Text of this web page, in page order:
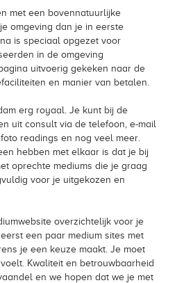
met een bovennatuurlijke
omgeving dan je in eerste
is speciaal opgezet voor
in de omgeving
uitvoerig gekeken naar de
en manier van betalen.
erg royaal. Je kunt bij de
uit consult via de telefoon, e-mail
readings en nog veel meer.
hebben met elkaar is dat je bij
oprechte mediums die je graag
voor je uitgekozen en
overzichtelijk voor je
een paar medium sites met
je een keuze maakt. Je moet
Kwaliteit en betrouwbaarheid
en we hopen dat we je met